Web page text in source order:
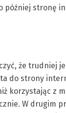
później stronę
że trudniej
do strony
korzystając z
W drugim